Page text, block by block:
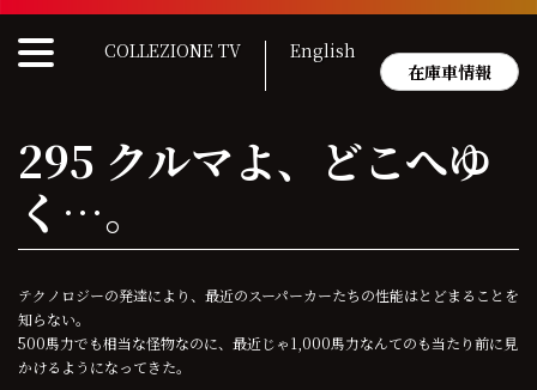
Skip
content
COLLEZIONE TV
English
在庫車情報
295 クルマよ、どこへゆ
く…。
テクノロジーの発達により、最近のスーパーカーたちの性能はとどまることを
知らない。
500馬力でも相当な怪物なのに、最近じゃ1,000馬力なんてのも当たり前に見
かけるようになってきた。